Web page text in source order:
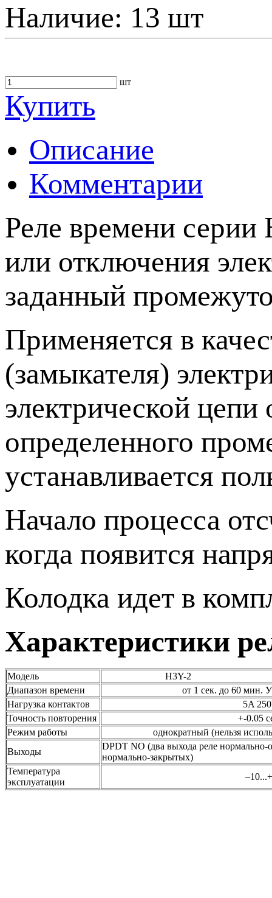
Наличие: 13 шт
шт
Купить
Описание
Комментарии
Реле времени серии
или отключения
заданный
Применяется в
(замыкателя)
электрической
определенного
устанавливается
Начало процесса
когда появится
Колодка идет в
Характеристики
Модель
H3Y-2
Диапазон времени
от 1 сек. до 60 мин.
Нагрузка контактов
5A
Точность повторения
+-0.05
Режим работы
однократный (нельзя
Выходы
DPDT NO (два выхода реле
нормально-закрытых)
Температура
эксплуатации